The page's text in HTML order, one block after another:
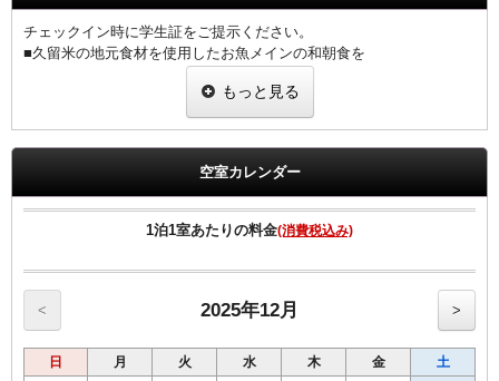
チェックイン時に学生証をご提示ください。
■久留米の地元食材を使用したお魚メインの和朝食を
会場：1階テナントレストラン「菜花」
朝食営業時間ＡＭ7：00〜ＡＭ9：30（最終ご入店9：00まで）
１室につき１名様の学生証の提示をお願いします。
※提示なき場合は、割引無しの料金を適用させていただきます。
税を
別途申し受けますのであらかじめご了承願います。
※表示料金に宿泊税は含まれておりません。
【宿泊税額：室料(税別）お1人様1泊あたり】
もっと見る
空室カレンダー
1泊1室あたりの料金(消費税込み)
< 2025年12月 >
日 月 火 水 木 金 土